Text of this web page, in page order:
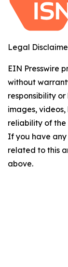
Legal
EIN Presswire
without
responsibility
images,
reliability of the
If you have any
related to this
above.